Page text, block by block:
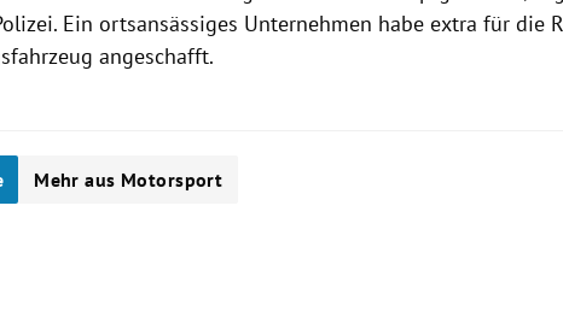
. Ein ortsansässiges Unternehmen habe extra für die
angeschafft.
Mehr aus Motorsport